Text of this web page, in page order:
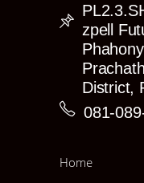
zpell
District,
081-
Home